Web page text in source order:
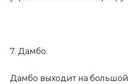
7. Дамбо.
Дамбо выходит на